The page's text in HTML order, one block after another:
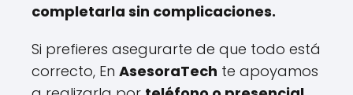
completarla sin complicaciones.
Si prefieres asegurarte de que todo está
correcto, En AsesoraTech te apoyamos